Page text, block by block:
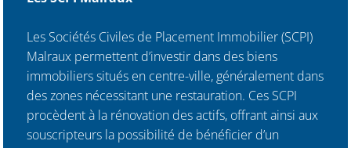
Les Sociétés Civiles de Placement Immobilier (SCPI)
Malraux permettent d’investir dans des biens
immobiliers situés en centre-ville, généralement dans
des zones nécessitant une restauration. Ces SCPI
procèdent à la rénovation des actifs, offrant ainsi aux
souscripteurs la possibilité de bénéficier d’un